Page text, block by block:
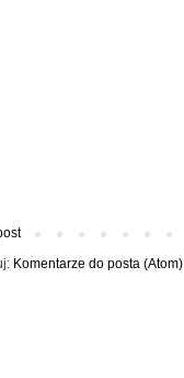
Komentarze do posta (Atom)